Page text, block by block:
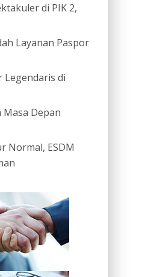
di PIK 2,
Layanan Paspor
Legendaris di
Depan
Normal, ESDM